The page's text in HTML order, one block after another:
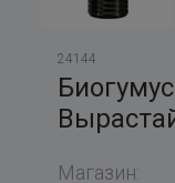
24144
Магазин: